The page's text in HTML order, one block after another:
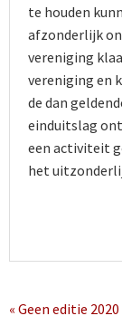
te houden
afzonderlijk
vereniging
vereniging en
de dan
einduitslag
een activiteit
het
« Geen editie